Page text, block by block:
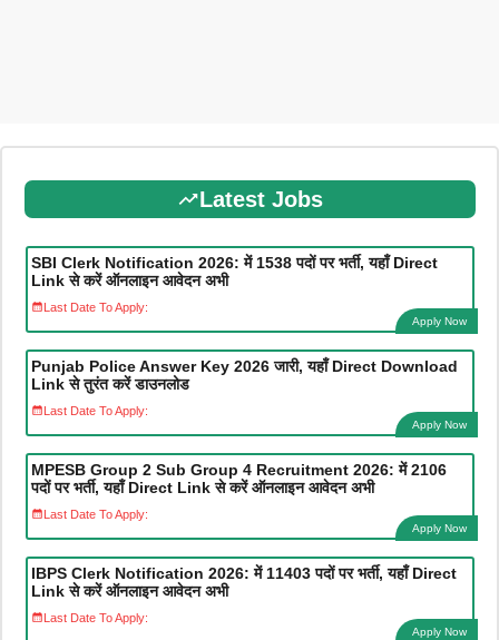
Latest Jobs
SBI Clerk Notification 2026: में 1538 पदों पर भर्ती, यहाँ Direct
Link से करें ऑनलाइन आवेदन अभी
Last Date To Apply:
Apply Now
Punjab Police Answer Key 2026 जारी, यहाँ Direct Download
Link से तुरंत करें डाउनलोड
Last Date To Apply:
Apply Now
MPESB Group 2 Sub Group 4 Recruitment 2026: में 2106
पदों पर भर्ती, यहाँ Direct Link से करें ऑनलाइन आवेदन अभी
Last Date To Apply:
Apply Now
IBPS Clerk Notification 2026: में 11403 पदों पर भर्ती, यहाँ Direct
Link से करें ऑनलाइन आवेदन अभी
Last Date To Apply:
Apply Now